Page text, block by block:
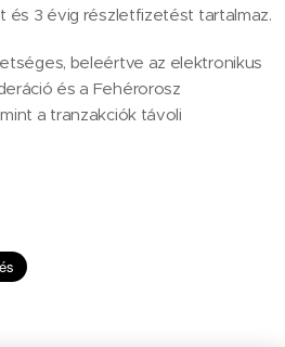
és 3 évig részletfizetést tartalmaz.
beleértve az elektronikus
és a Fehérorosz
a tranzakciók távoli